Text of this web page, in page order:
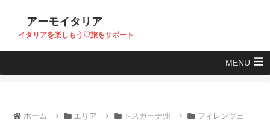
アーモイタリア
イタリアを楽しもう♡旅をサポート
MENU
ホーム エリア トスカーナ州 フィレンツェ